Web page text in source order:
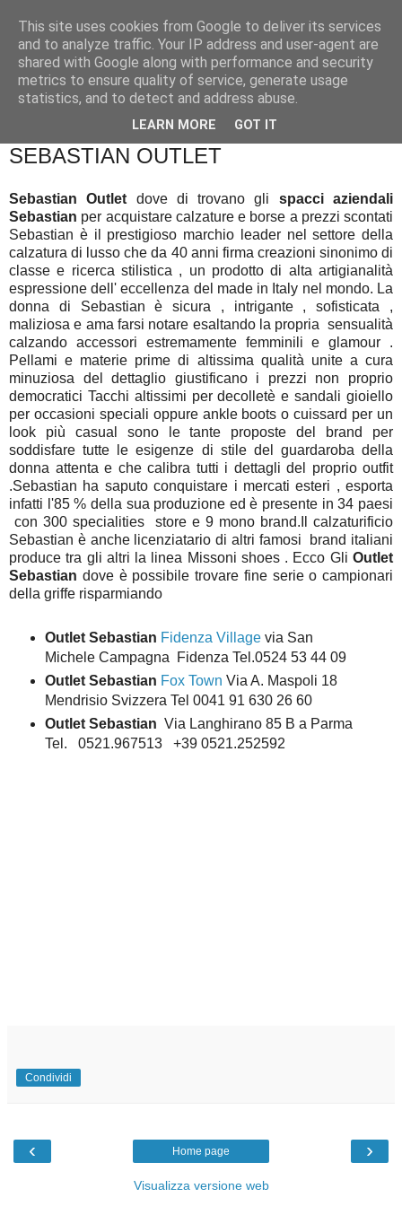
SEBASTIAN OUTLET
Sebastian Outlet dove di trovano gli spacci aziendali
Sebastian per acquistare calzature e borse a prezzi scontati
Sebastian è il prestigioso marchio leader nel settore della
calzatura di lusso che da 40 anni firma creazioni sinonimo di
classe e ricerca stilistica , un prodotto di alta artigianalità
espressione dell' eccellenza del made in Italy nel mondo. La
donna di Sebastian è sicura , intrigante , sofisticata ,
maliziosa e ama farsi notare esaltando la propria sensualità
calzando accessori estremamente femminili e glamour .
Pellami e materie prime di altissima qualità unite a cura
minuziosa del dettaglio giustificano i prezzi non proprio
democratici Tacchi altissimi per decolletè e sandali gioiello
per occasioni speciali oppure ankle boots o cuissard per un
look più casual sono le tante proposte del brand per
soddisfare tutte le esigenze di stile del guardaroba della
donna attenta e che calibra tutti i dettagli del proprio outfit
.Sebastian ha saputo conquistare i mercati esteri , esporta
infatti l'85 % della sua produzione ed è presente in 34 paesi
con 300 specialities store e 9 mono brand.Il calzaturificio
Sebastian è anche licenziatario di altri famosi brand italiani
produce tra gli altri la linea Missoni shoes . Ecco Gli Outlet
Sebastian dove è possibile trovare fine serie o campionari
della griffe risparmiando
Outlet Sebastian Fidenza Village via San
Michele Campagna Fidenza Tel.0524 53 44 09
Outlet Sebastian Fox Town Via A. Maspoli 18
Mendrisio Svizzera Tel 0041 91 630 26 60
Outlet Sebastian Via Langhirano 85 B a Parma
Tel. 0521.967513 +39 0521.252592
Condividi
‹ ›
Home page
Visualizza versione web
This site uses cookies from Google to deliver its services
and to analyze traffic. Your IP address and user-agent are
shared with Google along with performance and security
metrics to ensure quality of service, generate usage
statistics, and to detect and address abuse.
LEARN MORE GOT IT